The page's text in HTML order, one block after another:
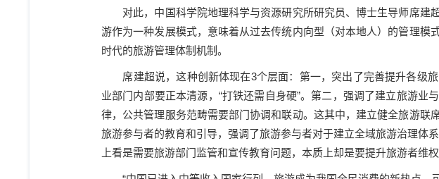
对此，中国科学院地理科学与资源研究所研究员、博士生导师席
游作为一种发展模式，意味着从过去传统内向型（对本地人）的管理
时代的旅游管理体制机制。
席建超说，这种创新体现在3个层面：第一，突出了完善提升各级
业部门内部要正本清源， “打铁还需自身硬”。第二，强调了建立旅游业
律，公共管理服务范畴需要部门协调和联动。这其中，建立健全旅游
旅游参与者的教育和引导，强调了旅游参与者对于建立全域旅游治理体
上看是需要旅游部门监管和宣传教育问题，本质上却是要提升旅游者维